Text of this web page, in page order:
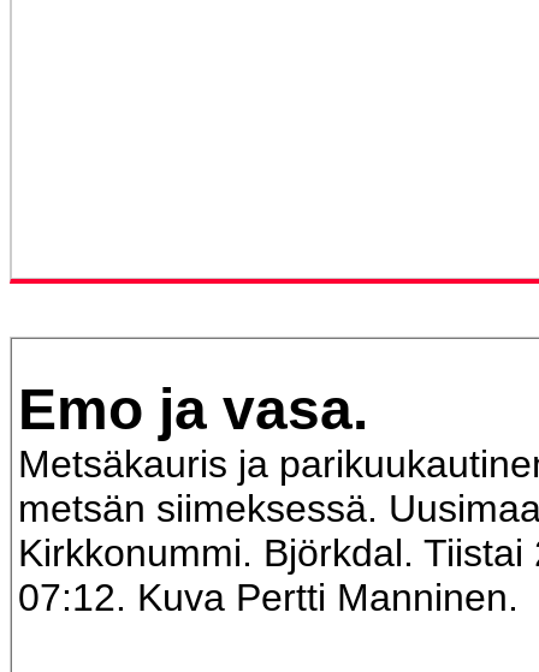
Emo ja vasa.
Metsäkauris ja
metsän siimeksessä.
Kirkkonummi. Björkdal. Tiistai
07:12. Kuva Pertti Manninen.